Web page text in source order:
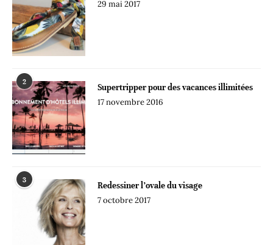
29 mai 2017
2
Supertripper pour des vacances illimitées
17 novembre 2016
3
Redessiner l’ovale du visage
7 octobre 2017